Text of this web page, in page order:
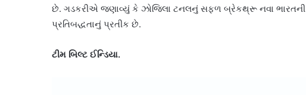
છે. ગડકરીએ જણાવ્યું કે ઝોજિલા ટનલનું સફળ બ્રેકથ્રૂ નવા ભારતની
પ્રતિબદ્ધતાનું પ્રતીક છે.
ટીમ બિલ્ટ ઈન્ડિયા.